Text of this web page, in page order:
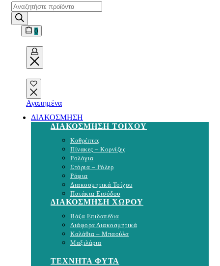
Αναζήτηση
προϊόντων
0
Open
cart
Open
Account
details
Αγαπημένα
ΔΙΑΚΟΣΜΗΣΗ
ΔΙΑΚΟΣΜΗΣΗ ΤΟΙΧΟΥ
Καθρέπτες
Πίνακες – Κορνίζες
Ρολόγια
Στόρια – Ρόλερ
Ράφια
Διακοσμητικά Τοίχου
Πατάκια Εισόδου
ΔΙΑΚΟΣΜΗΣΗ ΧΩΡΟΥ
Βάζα Επιδαπέδια
Διάφορα Διακοσμητικά
Καλάθια – Μπαούλα
Μαξιλάρια
ΤΕΧΝΗΤΑ ΦΥΤΑ